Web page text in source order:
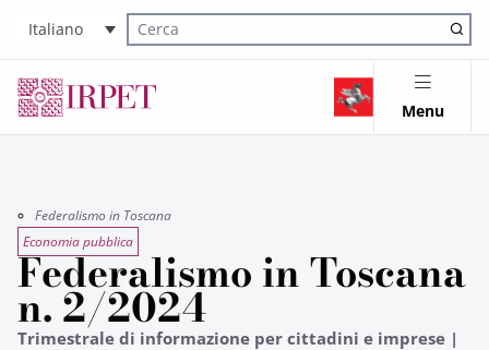
Italiano
Cerca nel sito
Menu
Federalismo in Toscana
Economia pubblica
Federalismo in Toscana
n. 2/2024
Trimestrale di informazione per cittadini e imprese |